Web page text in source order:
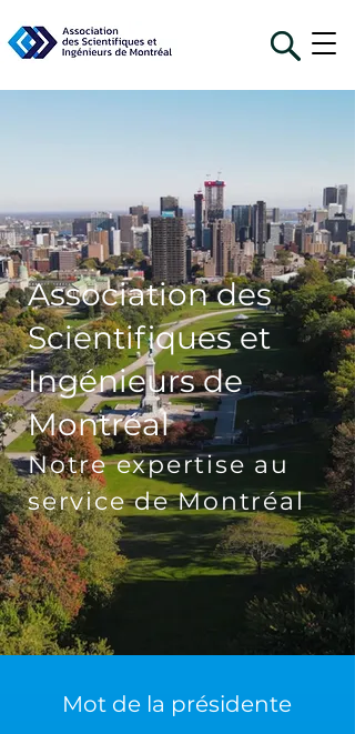
Association des
Scientifiques et
Ingénieurs de
Montréal
Notre expertise au
service de Montréal
Mot de la présidente